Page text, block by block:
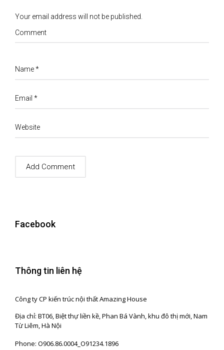
Your email address will not be published.
Comment
Name*
Email *
Website
Facebook
Thông tin liên hệ
Công ty CP kiến trúc nội thất Amazing House
Địa chỉ: BT06, Biệt thự liền kề, Phan Bá Vành, khu đô thị mới, Nam
Từ Liêm, Hà Nội
Phone: O906.86.0004_O91234.1896